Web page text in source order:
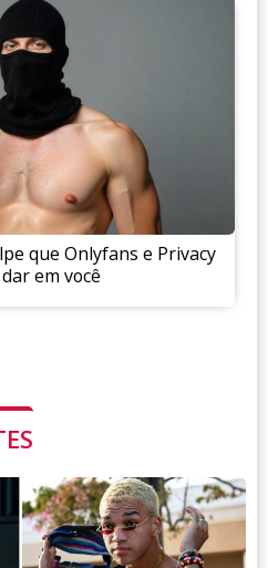
que Onlyfans e Privacy
em você